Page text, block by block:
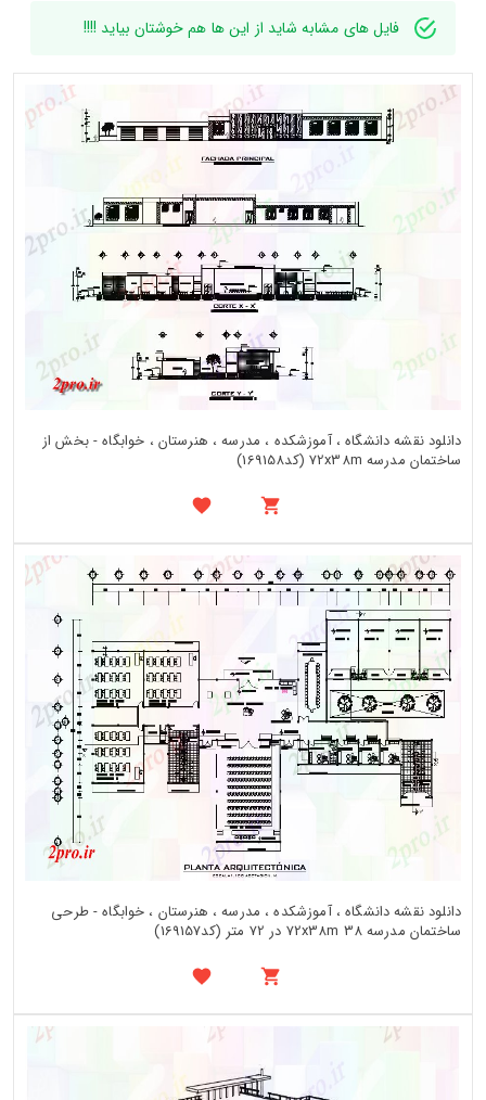
فایل های مشابه شاید از این ها هم خوشتان بیاید !!!!
دانلود نقشه دانشگاه ، آموزشکده ، مدرسه ، هنرستان ، خوابگاه - بخش از
ساختمان مدرسه 72x38m (کد169158)
دانلود نقشه دانشگاه ، آموزشکده ، مدرسه ، هنرستان ، خوابگاه - طرحی
ساختمان مدرسه 72x38m 38 در 72 متر (کد169157)